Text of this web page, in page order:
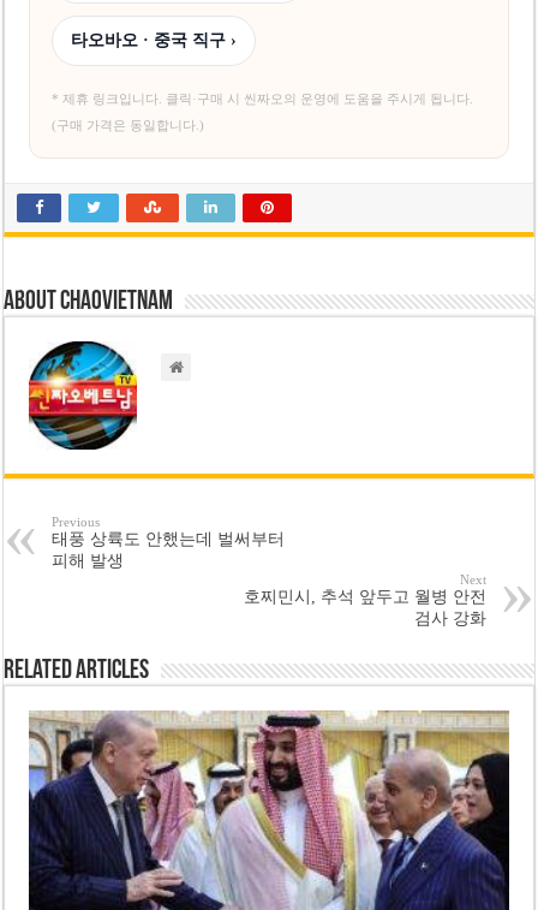
타오바오 · 중국 직구 ›
* 제휴 링크입니다. 클릭·구매 시 씬짜오의 운영에 도움을 주시게 됩니다.
(구매 가격은 동일합니다.)
About chaovietnam
Previous
태풍 상륙도 안했는데 벌써부터
피해 발생
Next
호찌민시, 추석 앞두고 월병 안전
검사 강화
Related Articles